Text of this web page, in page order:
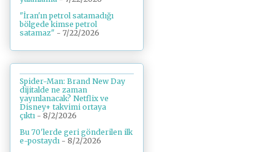
"İran'ın petrol satamadığı
bölgede kimse petrol
satamaz" - 7/22/2026
Spider-Man: Brand New Day
dijitalde ne zaman
yayınlanacak? Netflix ve
Disney+ takvimi ortaya
çıktı - 8/2/2026
Bu 70'lerde geri gönderilen ilk
e-postaydı - 8/2/2026